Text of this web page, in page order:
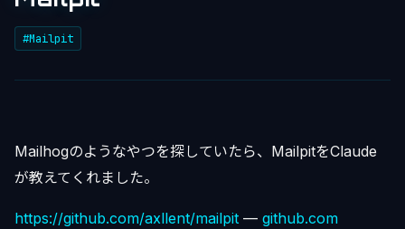
#Mailpit
Mailhogのようなやつを探していたら、MailpitをClaude
が教えてくれました。
https://github.com/axllent/mailpit — github.com